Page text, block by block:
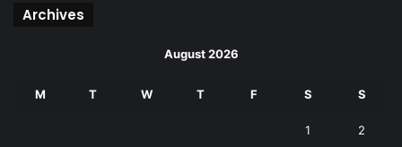
Archives
August 2026
M T W T F S S
1 2